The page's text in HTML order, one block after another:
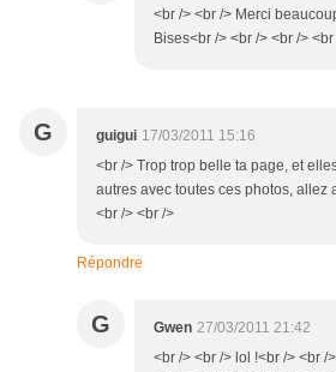
<br /> <br /> Merci
Bises<br /> <br /> <br /> <br
G guigui 17/03/2011 15:16
<br /> Trop trop belle ta page, et
autres avec toutes ces photos, allez
<br /> <br />
Répondre
G Gwen 27/03/2011 21:42
<br /> <br /> lol !<br /> <br /